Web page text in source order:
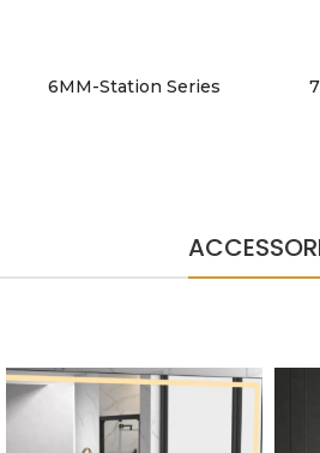
6MM-Station Series